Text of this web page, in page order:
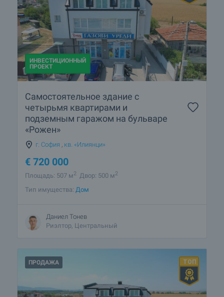
ИНВЕСТИЦИОННЫЙ
ПРОЕКТ
Самостоятельное здание с
четырьмя квартирами и
подземным гаражом на бульваре
«Рожен»
г. София кв. «Илиянци»
€ 720 000
Площадь: 507 м2 Двор: 500 м2
Тип имущества: Дом
Даниел Тонев
Риэлтор, Центральный
ПРОДАЖА